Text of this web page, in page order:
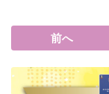
前へ